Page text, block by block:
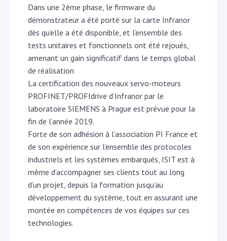
Dans une 2ème phase, le firmware du
démonstrateur a été porté sur la carte Infranor
dès qu’elle a été disponible, et l’ensemble des
tests unitaires et fonctionnels ont été rejoués,
amenant un gain significatif dans le temps global
de réalisation
La certification des nouveaux servo-moteurs
PROFINET/PROFIdrive d’Infranor par le
laboratoire SIEMENS à Prague est prévue pour la
fin de l’année 2019.
Forte de son adhésion à l’association PI France et
de son expérience sur l’ensemble des protocoles
industriels et les systèmes embarqués, ISIT est à
même d’accompagner ses clients tout au long
d’un projet, depuis la formation jusqu’au
développement du système, tout en assurant une
montée en compétences de vos équipes sur ces
technologies.